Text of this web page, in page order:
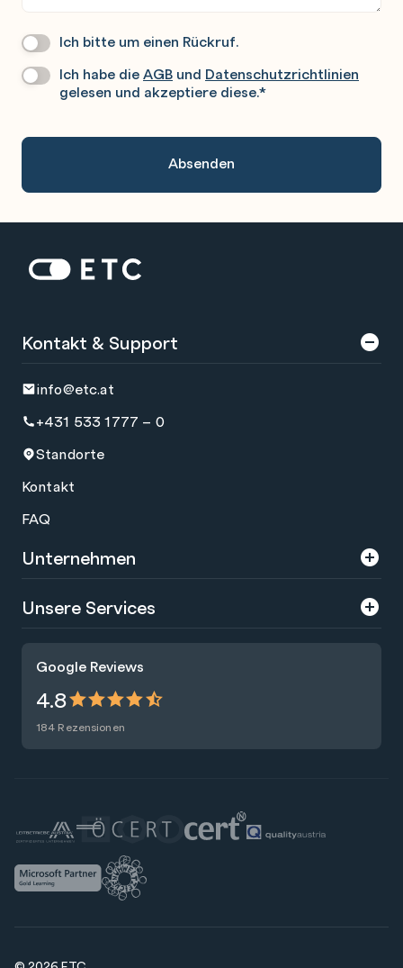
Wir
Sie
Ich bitte um einen Rückruf.
Datenschutz*
Ich habe dieAGB und Datenschutzrichtlinien
gelesen und akzeptiere diese.*
Startseite: ETC
Google Reviews
4.8
184 Rezensionen
Kontakt & Support
info@etc.at
+431 533 1777 – 0
Standorte
Kontakt
FAQ
Unternehmen
Über uns
Presse
Nachhaltigkeit
Blog
Unsere Services
Raummiete